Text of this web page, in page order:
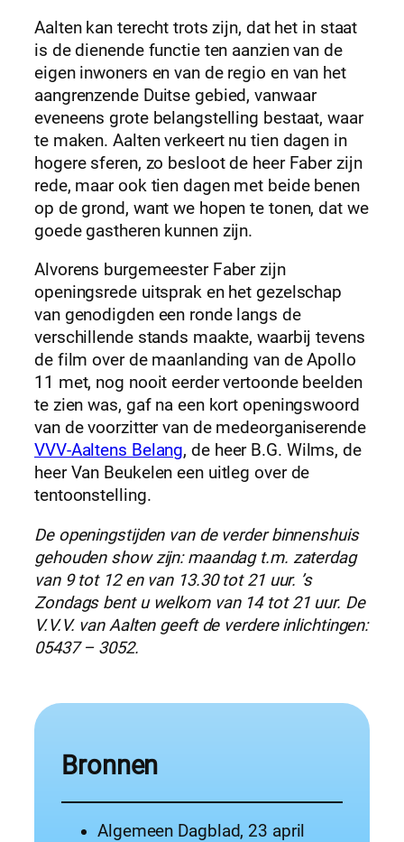
Aalten kan terecht trots zijn, dat het in staat
is de dienende functie ten aanzien van de
eigen inwoners en van de regio en van het
aangrenzende Duitse gebied, vanwaar
eveneens grote belangstelling bestaat, waar
te maken. Aalten verkeert nu tien dagen in
hogere sferen, zo besloot de heer Faber zijn
rede, maar ook tien dagen met beide benen
op de grond, want we hopen te tonen, dat we
goede gastheren kunnen zijn.
Alvorens burgemeester Faber zijn
openingsrede uitsprak en het gezelschap
van genodigden een ronde langs de
verschillende stands maakte, waarbij tevens
de film over de maanlanding van de Apollo
11 met, nog nooit eerder vertoonde beelden
te zien was, gaf na een kort openingswoord
van de voorzitter van de medeorganiserende
VVV-Aaltens Belang, de heer B.G. Wilms, de
heer Van Beukelen een uitleg over de
tentoonstelling.
De openingstijden van de verder binnenshuis
gehouden show zijn: maandag t.m. zaterdag
van 9 tot 12 en van 13.30 tot 21 uur. ’s
Zondags bent u welkom van 14 tot 21 uur. De
V.V.V. van Aalten geeft de verdere inlichtingen:
05437 – 3052.
Bronnen
Algemeen Dagblad, 23 april